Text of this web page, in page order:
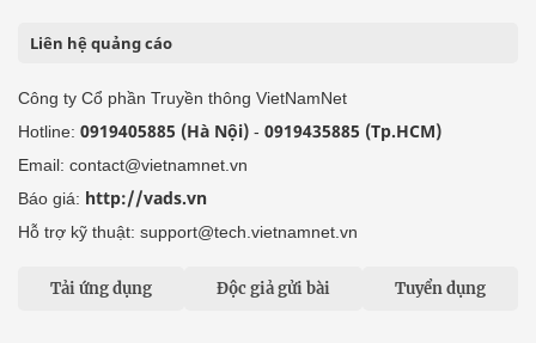
Liên hệ quảng cáo
Công ty Cổ phần Truyền thông VietNamNet
Hotline: 0919405885 (Hà Nội) - 0919435885 (Tp.HCM)
Email: contact@vietnamnet.vn
Báo giá: http://vads.vn
Hỗ trợ kỹ thuật: support@tech.vietnamnet.vn
Tải ứng dụng Độc giả gửi bài Tuyển dụng